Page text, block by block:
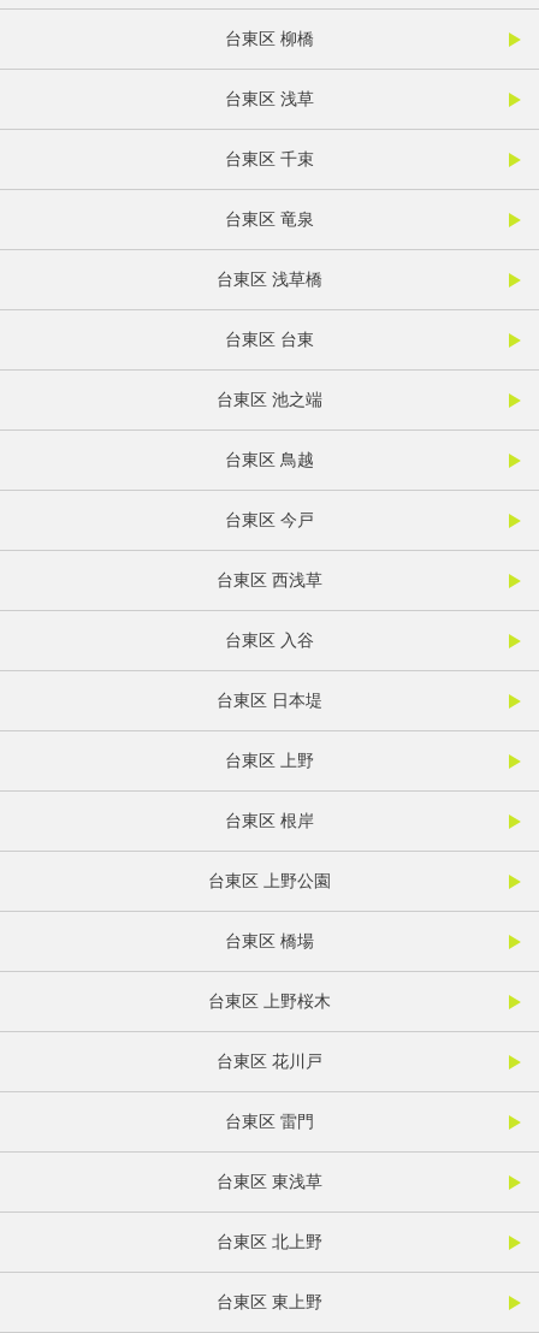
台東区 柳橋
台東区 浅草
台東区 千束
台東区 竜泉
台東区 浅草橋
台東区 台東
台東区 池之端
台東区 鳥越
台東区 今戸
台東区 西浅草
台東区 入谷
台東区 日本堤
台東区 上野
台東区 根岸
台東区 上野公園
台東区 橋場
台東区 上野桜木
台東区 花川戸
台東区 雷門
台東区 東浅草
台東区 北上野
台東区 東上野